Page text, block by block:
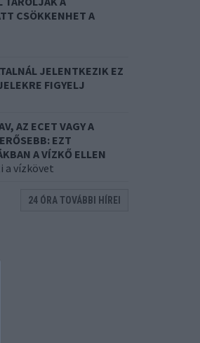
CSÖKKENHET A
JELENTKEZIK EZ
FIGYELJ
AZ ECET VAGY A
EZT
A VÍZKŐ ELLEN
a vízkövet
24 ÓRA TOVÁBBI HÍREI